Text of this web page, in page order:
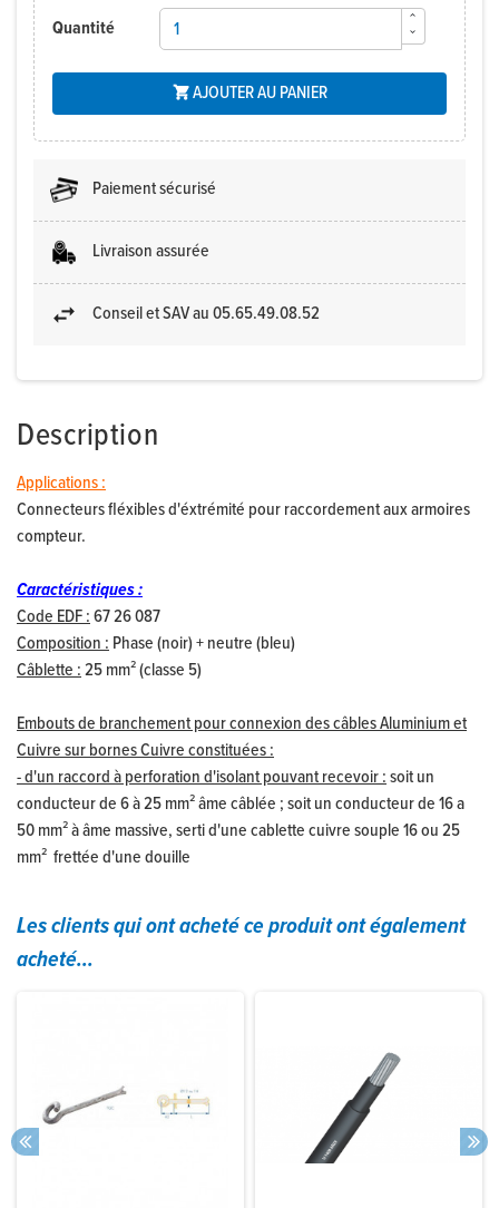
Quantité
AJOUTER AU PANIER
Paiement sécurisé
Livraison assurée
Conseil et SAV au 05.65.49.08.52
Description
Applications :
Connecteurs fléxibles d'éxtrémité pour raccordement aux armoires
compteur.
Caractéristiques :
Code EDF :67 26 087
Composition : Phase (noir) + neutre (bleu)
Câblette :25 mm² (classe 5)
Embouts de branchement pour connexion des câbles Aluminium et
Cuivre sur bornes Cuivre constituées :
- d'un raccord à perforation d'isolant pouvant recevoir :soit un
conducteur de 6 à 25 mm² âme câblée ; soit un conducteur de 16 a
50 mm² à âme massive, serti d'une cablette cuivre souple 16 ou 25
mm² frettée d'une douille
Les clients qui ont acheté ce produit ont également
acheté...